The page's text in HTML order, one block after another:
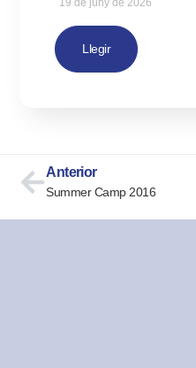
Llegir
Anterior
Summer Camp 2016